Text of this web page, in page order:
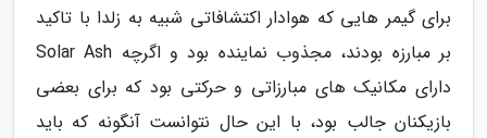
برای گیمر هایی که هوادار اکتشافاتی شبیه به زلدا با تاکید
بر مبارزه بودند، مجذوب نماینده بود و اگرچه Solar Ash
دارای مکانیک های مبارزاتی و حرکتی بود که برای بعضی
بازیکنان جالب بود، با این حال نتوانست آنگونه که باید